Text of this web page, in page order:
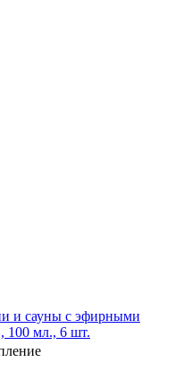
и сауны с эфирными
100 мл., 6 шт.